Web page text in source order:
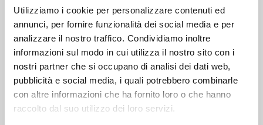
Utilizziamo i cookie per personalizzare contenuti ed
annunci, per fornire funzionalità dei social media e per
analizzare il nostro traffico. Condividiamo inoltre
informazioni sul modo in cui utilizza il nostro sito con i
nostri partner che si occupano di analisi dei dati web,
pubblicità e social media, i quali potrebbero combinarle
con altre informazioni che ha fornito loro o che hanno
raccolto dal suo utilizzo dei loro servizi.